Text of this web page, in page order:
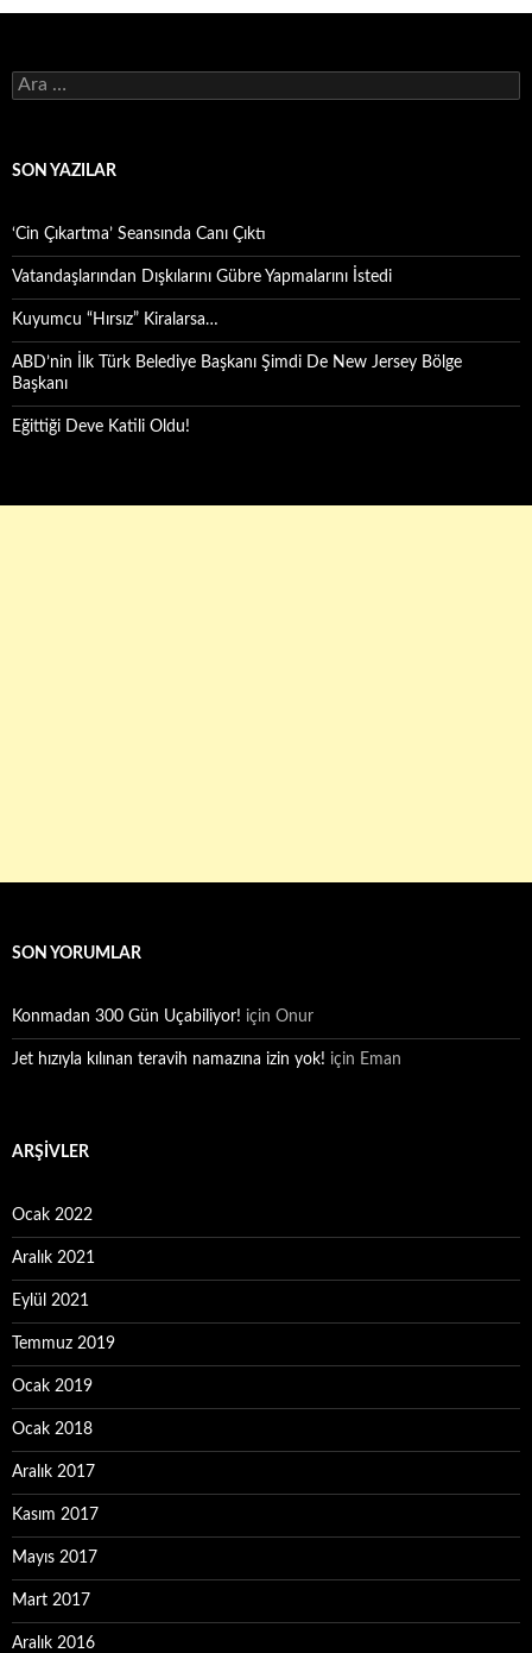
Arama:
SON YAZILAR
‘Cin Çıkartma’ Seansında Canı Çıktı
Vatandaşlarından Dışkılarını Gübre Yapmalarını İstedi
Kuyumcu “Hırsız” Kiralarsa…
ABD’nin İlk Türk Belediye Başkanı Şimdi De New Jersey Bölge
Başkanı
Eğittiği Deve Katili Oldu!
SON YORUMLAR
Konmadan 300 Gün Uçabiliyor! için Onur
Jet hızıyla kılınan teravih namazına izin yok! için Eman
ARŞIVLER
Ocak 2022
Aralık 2021
Eylül 2021
Temmuz 2019
Ocak 2019
Ocak 2018
Aralık 2017
Kasım 2017
Mayıs 2017
Mart 2017
Aralık 2016